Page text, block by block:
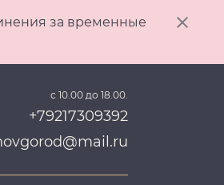
за временные
с 10.00 до 18.00.
+79217309392